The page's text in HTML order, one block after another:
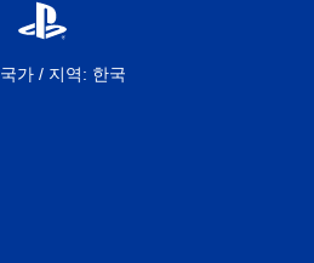
국가 / 지역: 한국